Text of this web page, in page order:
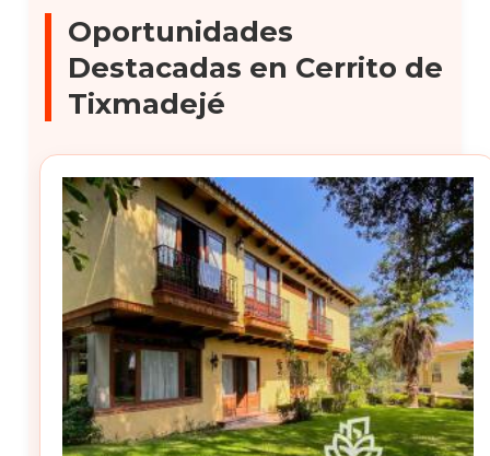
Oportunidades
Destacadas en Cerrito de
Tixmadejé